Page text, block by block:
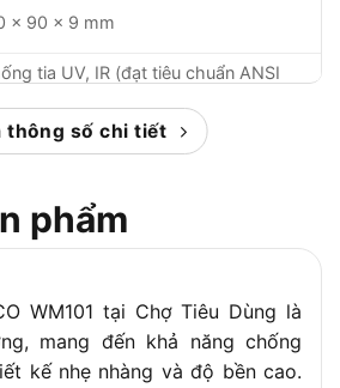
x 90 x 9 mm
tia UV, IR (đạt tiêu chuẩn ANSI
(nhẹ, dễ mang theo)
que, hàn TIG, hàn MIG, hàn plasma
xuất tại Trung Quốc (PRC) bởi INGCO
thông số chi tiết
phẩm
WM101 tại Chợ Tiêu Dùng là
mang đến khả năng chống
kế nhẹ nhàng và độ bền cao.